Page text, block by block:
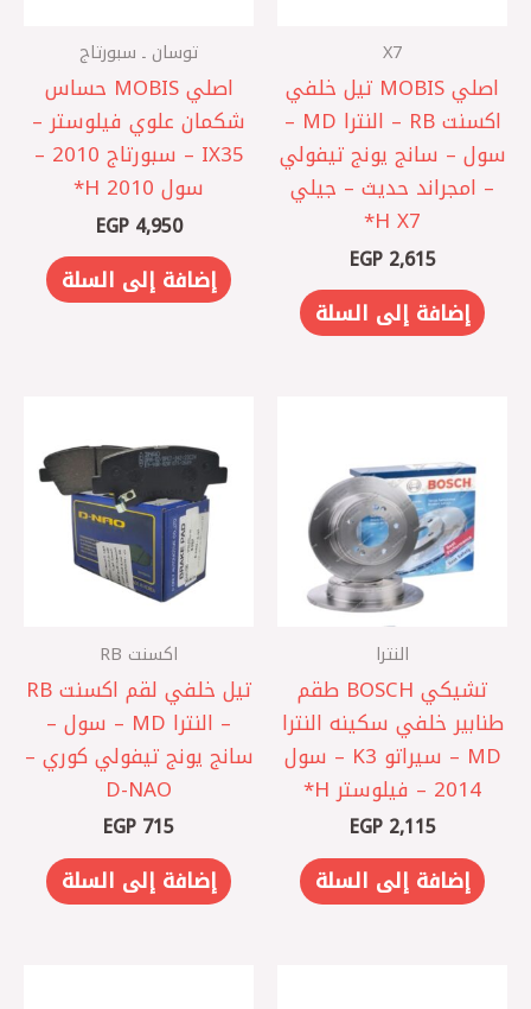
X7
اصلي MOBIS تيل خلفي
اكسنت RB – النترا MD –
سول – سانج يونج تيفولي
– امجراند حديث – جيلي
X7 ‏H*
EGP2,615
إضافة إلى السلة
توسان ـ سبورتاج
اصلي MOBIS حساس
شكمان علوي فيلوستر –
IX35 – سبورتاج 2010 –
سول 2010 ‏H*
EGP4,950
إضافة إلى السلة
النترا
تشيكي BOSCH ‏طقم
طنابير خلفي سكينه النترا
MD – سيراتو K3 – سول
2014 – فيلوستر ‏H*
EGP2,115
إضافة إلى السلة
اكسنت RB
تيل خلفي لقم اكسنت RB
– النترا MD – سول –
سانج يونج تيفولي كوري –
D-NAO
EGP 715
إضافة إلى السلة